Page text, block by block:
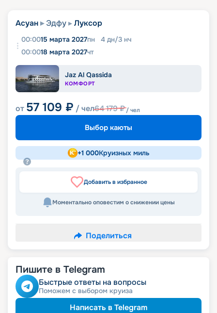
Асуан Эдфу Луксор
00:0015 марта 2027пн 4 дн/3 нч
00:0018 марта 2027чт
Jaz Al Qassida
КОМФОРТ
от 57 109 ₽ / чел64 179₽/ чел
Выбор каюты
+1 000Круизных миль
Добавить в избранное
Моментально оповестим о снижении цены
Поделиться
Пишите в Telegram
Быстрые ответы на вопросы
Поможем с выбором круиза
Написать в Telegram